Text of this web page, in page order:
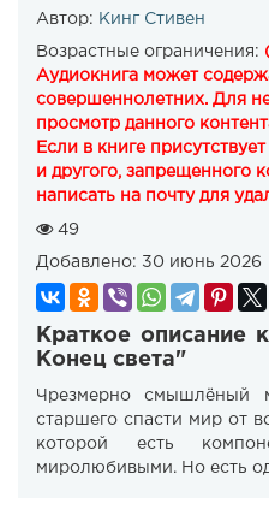
Автор: Кинг Стивен
Возрастные ограничения:
Аудиокнига может
совершеннолетних. Для
просмотр данного
Если в книге
и другого, запрещенного
написать на почту для
49
Добавлено: 30 июнь 2026
Краткое описание
Конец света"
Чрезмерно смышлёный
старшего спасти мир от
которой есть
миролюбивыми. Но есть